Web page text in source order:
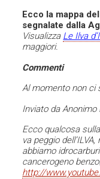
Ecco la mappa
segnalate dalla
Visualizza Le Ilva
maggiori.
Commenti
Al momento non ci
Inviato da
Ecco qualcosa
va peggio
abbiamo
cancerogeno
http://